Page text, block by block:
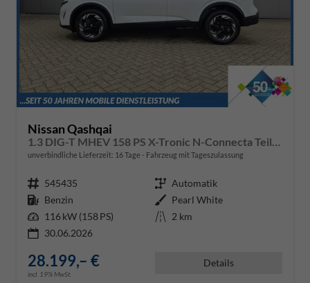
Nissan Qashqai
unverbindliche Lieferzeit: 16 Tage Fahrzeug mit Tageszulassung
Fahrzeugnr. 545435 Getriebe Automatik
Kraftstoff Benzin Außenfarbe Pearl White
Leistung 116 kW (158 PS) Kilometerstand 2 km
30.06.2026
28.199,– €
incl. 19% MwSt.
Details